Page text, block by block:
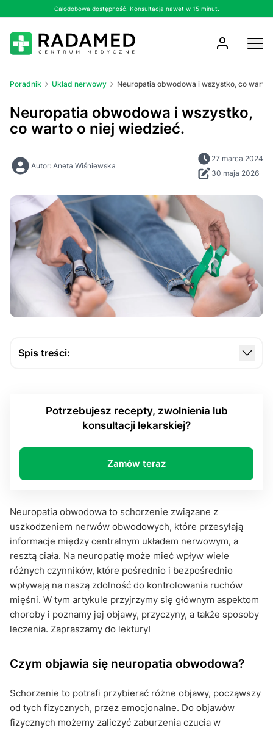
Całodobowa dostępność. Konsultacja nawet w 15 minut.
Poradnik Układ nerwowy Neuropatia obwodowa i wszystko, co warto
Neuropatia obwodowa i wszystko,
co warto o niej wiedzieć.
Autor: Aneta Wiśniewska
27 marca 2024
30 maja 2026
Spis treści:
Jak leczyć schorzenie?
Potrzebujesz recepty, zwolnienia lub
konsultacji lekarskiej?
Zamów teraz
Neuropatia obwodowa to schorzenie związane z
uszkodzeniem nerwów obwodowych, które przesyłają
informacje między centralnym układem nerwowym, a
resztą ciała. Na neuropatię może mieć wpływ wiele
różnych czynników, które pośrednio i bezpośrednio
wpływają na naszą zdolność do kontrolowania ruchów
mięśni. W tym artykule przyjrzymy się głównym aspektom
choroby i poznamy jej objawy, przyczyny, a także sposoby
leczenia. Zapraszamy do lektury!
Czym objawia się neuropatia obwodowa?
Schorzenie to potrafi przybierać różne objawy, począwszy
od tych fizycznych, przez emocjonalne. Do objawów
fizycznych możemy zaliczyć zaburzenia czucia w